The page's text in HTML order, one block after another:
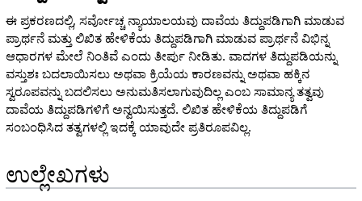
ಈ ಪ್ರಕರಣದಲ್ಲಿ, ಸರ್ವೋಚ್ಚ ನ್ಯಾಯಾಲಯವು ದಾವೆಯ ತಿದ್ದುಪಡಿಗಾಗಿ ಮಾಡುವ
ಪ್ರಾರ್ಥನೆ ಮತ್ತು ಲಿಖಿತ ಹೇಳಿಕೆಯ ತಿದ್ದುಪಡಿಗಾಗಿ ಮಾಡುವ ಪ್ರಾರ್ಥನೆ ವಿಭಿನ್ನ
ಆಧಾರಗಳ ಮೇಲೆ ನಿಂತಿವೆ ಎಂದು ತೀರ್ಪು ನೀಡಿತು. ವಾದಗಳ ತಿದ್ದುಪಡಿಯನ್ನು
ವಸ್ತುಶಃ ಬದಲಾಯಿಸಲು ಅಥವಾ ಕ್ರಿಯೆಯ ಕಾರಣವನ್ನು ಅಥವಾ ಹಕ್ಕಿನ
ಸ್ವರೂಪವನ್ನು ಬದಲಿಸಲು ಅನುಮತಿಸಲಾಗುವುದಿಲ್ಲ ಎಂಬ ಸಾಮಾನ್ಯ ತತ್ವವು
ದಾವೆಯ ತಿದ್ದುಪಡಿಗಳಿಗೆ ಅನ್ವಯಿಸುತ್ತದೆ. ಲಿಖಿತ ಹೇಳಿಕೆಯ ತಿದ್ದುಪಡಿಗೆ
ಸಂಬಂಧಿಸಿದ ತತ್ವಗಳಲ್ಲಿ ಇದಕ್ಕೆ ಯಾವುದೇ ಪ್ರತಿರೂಪವಿಲ್ಲ.
ಉಲ್ಲೇಖಗಳು